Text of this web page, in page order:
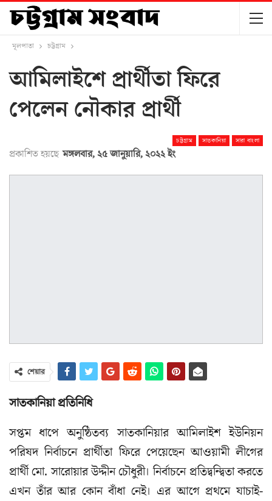
মূলপাতা চট্টগ্রাম
আমিলাইশে প্রার্থীতা ফিরে
পেলেন নৌকার প্রার্থী
চট্টগ্রাম সাতকানিয়া সারা বাংলা
প্রকাশিত হয়ছে মঙ্গলবার, ২৫ জানুয়ারি, ২০২২ ইং
শেয়ার
সাতকানিয়া প্রতিনিধি
সপ্তম ধাপে অনুষ্ঠিতব্য সাতকানিয়ার আমিলাইশ ইউনিয়ন
পরিষদ নির্বাচনে প্রার্থীতা ফিরে পেয়েছেন আওয়ামী লীগের
প্রার্থী মো. সারোয়ার উদ্দীন চৌধুরী। নির্বাচনে প্রতিদ্বন্দ্বিতা করতে
এখন তাঁর আর কোন বাঁধা নেই। এর আগে প্রথমে যাচাই-